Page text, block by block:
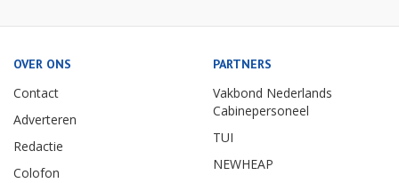
OVER ONS
Contact
Adverteren
Redactie
Colofon
PARTNERS
Vakbond Nederlands
Cabinepersoneel
TUI
NEWHEAP